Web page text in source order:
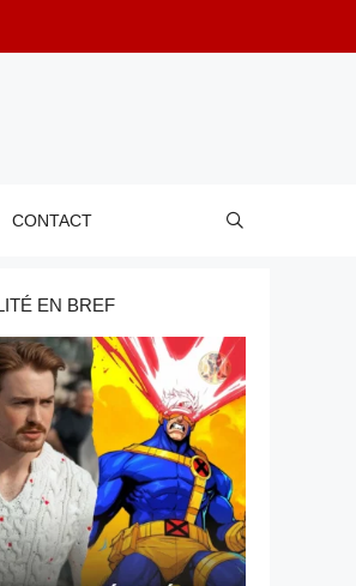
CONTACT
EN BREF